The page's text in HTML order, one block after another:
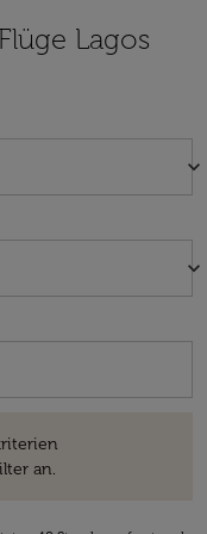
Lagos
keyboard_arrow_down
keyboard_arrow_down
an.